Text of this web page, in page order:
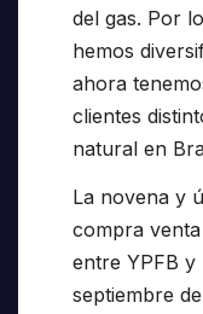
del gas. Por
hemos
ahora
clientes
natural en
La novena y
compra
entre YPFB y
septiembre